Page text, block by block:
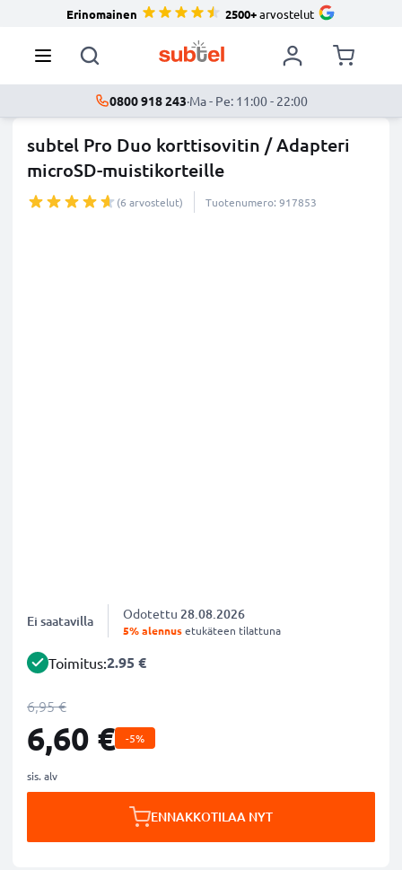
Erinomainen 2500+arvostelut
0800 918 243·Ma - Pe: 11:00 - 22:00
subtel Pro Duo korttisovitin / Adapteri
microSD-muistikorteille
(6 arvostelut) Tuotenumero: 917853
Ei saatavilla Odotettu 28.08.2026
5% alennusetukäteen tilattuna
Toimitus:2.95 €
6,95 €
6,60 € -5%
sis. alv
ENNAKKOTILAA NYT